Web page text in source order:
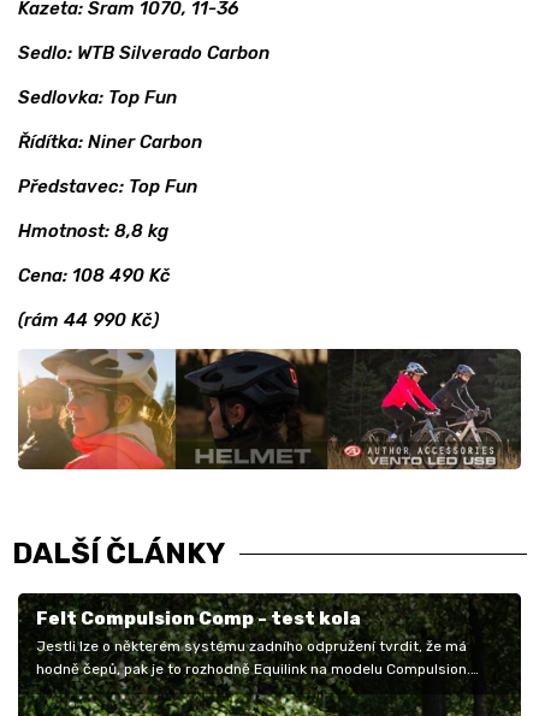
Kazeta: Sram 1070, 11-36
Sedlo: WTB Silverado Carbon
Sedlovka: Top Fun
Řídítka: Niner Carbon
Představec: Top Fun
Hmotnost: 8,8 kg
Cena: 108 490 Kč
(rám 44 990 Kč)
DALŠÍ ČLÁNKY
Felt Compulsion Comp - test kola
Jestli lze o některém systému zadního odpružení tvrdit, že má
hodně čepů, pak je to rozhodně Equilink na modelu Compulsion.
Složitě…